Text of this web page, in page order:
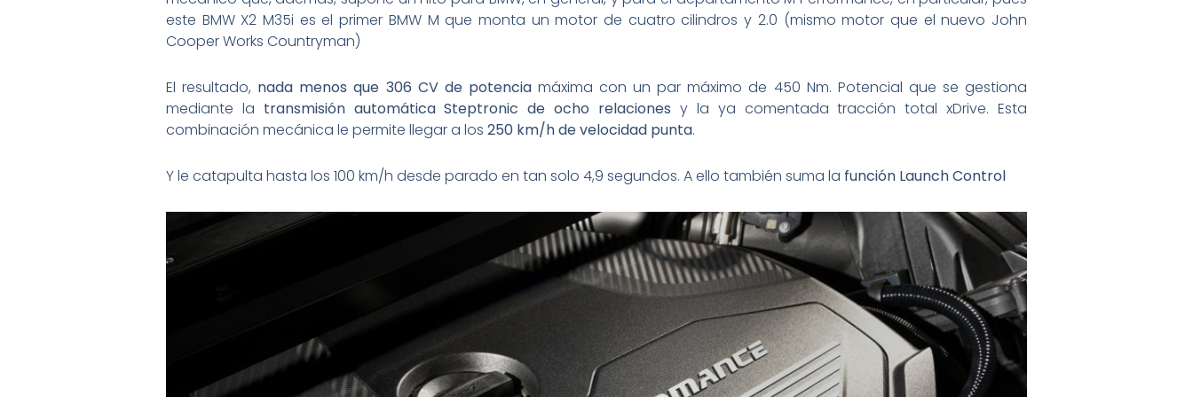
este BMW X2 M35i es el primer BMW M que monta un motor de cuatro cilindros y 2.0 (mismo motor que el nuevo John
Cooper Works Countryman)
El resultado, nada menos que 306 CV de potenciamáxima con un par máximo de 450 Nm. Potencial que se gestiona
mediante la transmisión automática Steptronic de ocho relaciones y la ya comentada tracción total xDrive. Esta
combinación mecánica le permite llegar a los 250 km/h de velocidad punta.
Y le catapulta hasta los 100 km/h desde parado en tan solo 4,9 segundos. A ello también suma la función Launch Control